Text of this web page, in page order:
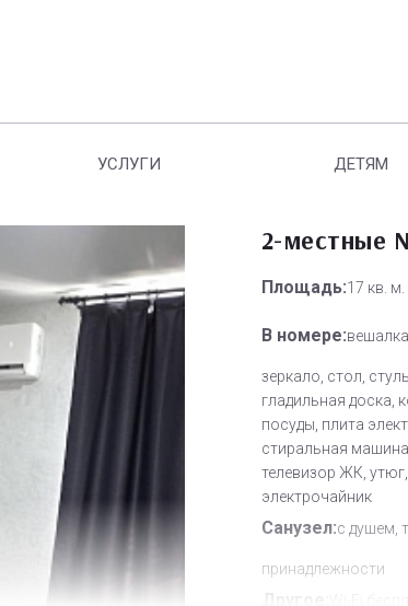
УСЛУГИ ДЕТЯМ
2-местные
Площадь:17 кв. м.
В номере:
зеркало, стол,
гладильная доска,
посуды, плита
стиральная
телевизор ЖК,
электрочайник
Санузел:с душем,
принадлежности